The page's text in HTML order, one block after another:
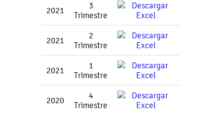
2021
3
Trimestre
2021
2
Trimestre
2021
1
Trimestre
2020
4
Trimestre